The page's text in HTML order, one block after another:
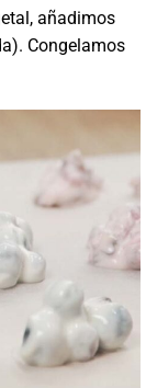
añadimos
Congelamos